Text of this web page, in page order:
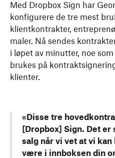
Med Dropbox Sign har
konfigurere de tre mest
klientkontrakter,
maler. Nå sendes
i løpet av minutter, noe
brukes på
klienter.
«Disse tre
[Dropbox] Sign. Det er
salg når vi vet at vi
være i innboksen din